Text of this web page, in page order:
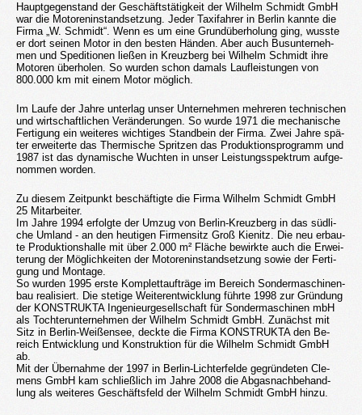
Haupt­ge­gen­stand der Ge­schäfts­tä­tig­keit der Wil­helm Schmidt GmbH
war die Mo­to­ren­in­stand­set­zung. Jeder Ta­xi­fah­rer in Ber­lin kann­te die
Firma „W. Schmidt“. Wenn es um eine Grund­über­ho­lung ging, wuss­te
er dort sei­nen Motor in den bes­ten Hän­den. Aber auch Bus­un­ter­neh­
men und Spe­di­tio­nen lie­ßen in Kreuz­berg bei Wil­helm Schmidt ihre
Mo­to­ren über­ho­len. So wur­den schon da­mals Lauf­leis­tun­gen von
800.000 km mit einem Motor mög­lich.
Im Laufe der Jahre un­ter­lag unser Un­ter­neh­men meh­re­ren tech­ni­schen
und wirt­schaft­li­chen Ver­än­de­run­gen. So wurde 1971 die me­cha­ni­sche
Fer­ti­gung ein wei­te­res wich­ti­ges Stand­bein der Firma. Zwei Jahre spä­
ter er­wei­ter­te das Ther­mi­sche Sprit­zen das Pro­duk­ti­ons­pro­gramm und
1987 ist das dy­na­mi­sche Wuch­ten in unser Leis­tungs­spek­trum auf­ge­
nom­men wor­den.
Zu die­sem Zeit­punkt be­schäf­tig­te die Firma Wil­helm Schmidt GmbH
25 Mit­ar­bei­ter.
Im Jahre 1994 er­folg­te der Umzug von Ber­lin-Kreuz­berg in das süd­li­
che Um­land - an den heu­ti­gen Fir­men­sitz Groß Kie­nitz. Die neu er­bau­
te Pro­duk­ti­ons­hal­le mit über 2.000 m² Flä­che be­wirk­te auch die Er­wei­
te­rung der Mög­lich­kei­ten der Mo­to­ren­in­stand­set­zung sowie der Fer­ti­
gung und Mon­ta­ge.
So wur­den 1995 erste Kom­plett­auf­trä­ge im Be­reich Son­der­ma­schi­nen­
bau rea­li­siert. Die ste­ti­ge Wei­ter­ent­wick­lung führ­te 1998 zur Grün­dung
der KON­STRUK­TA In­ge­nieur­ge­sell­schaft für Son­der­ma­schi­nen mbH
als Toch­ter­un­ter­neh­men der Wil­helm Schmidt GmbH. Zu­nächst mit
Sitz in Ber­lin-Wei­ßen­see, deck­te die Firma KON­STRUK­TA den Be­
reich Ent­wick­lung und Kon­struk­ti­on für die Wil­helm Schmidt GmbH
ab.
Mit der Über­nah­me der 1997 in Ber­lin-Lich­ter­fel­de ge­grün­de­ten Cle­
mens GmbH kam schließ­lich im Jahre 2008 die Ab­gas­nach­be­hand­
lung als wei­te­res Ge­schäfts­feld der Wil­helm Schmidt GmbH hinzu.